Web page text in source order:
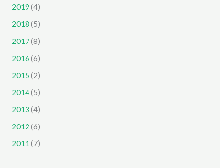
2019 (4)
2018 (5)
2017(8)
2016 (6)
2015 (2)
2014(5)
2013 (4)
2012 (6)
2011 (7)